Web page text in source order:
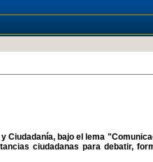
bajo el lema
ciudadanas para debatir,